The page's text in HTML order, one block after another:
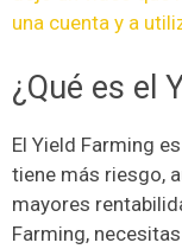
una cuenta y a
¿Qué es el
El Yield Farming
tiene más riesgo,
mayores
Farming,